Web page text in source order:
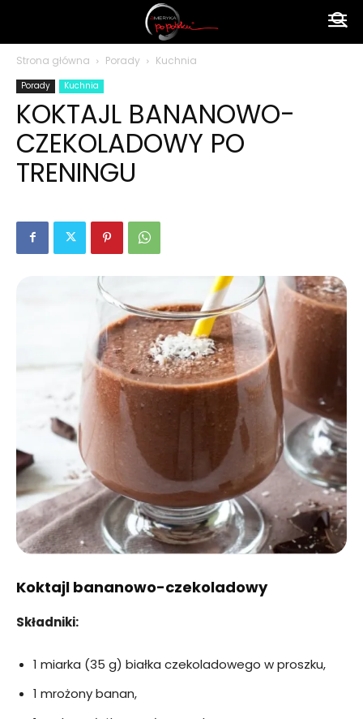
polsku
Strona główna Porady Kuchnia
Porady Kuchnia
KOKTAJL BANANOWO-
CZEKOLADOWY PO
TRENINGU
Koktajl bananowo-czekoladowy
Składniki:
1 miarka (35 g) białka czekoladowego w proszku,
1 mrożony banan,